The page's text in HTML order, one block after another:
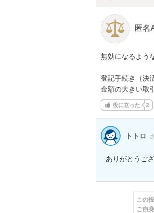
匿名
無効になるよう
登記手続き（決
金額の大きい取
役に立った 2
トトロ
ありがとうご
この
ご自